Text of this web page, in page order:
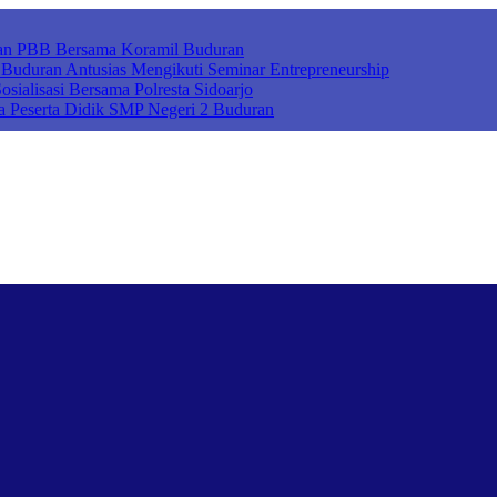
PBB Bersama Koramil Buduran
Antusias Mengikuti Seminar Entrepreneurship
Bersama Polresta Sidoarjo
Peserta Didik SMP Negeri 2 Buduran